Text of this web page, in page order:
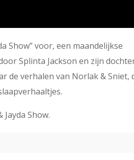
Show” voor, een maandelijkse
Splinta Jackson en zijn
de verhalen van Norlak & Sniet,
Show.